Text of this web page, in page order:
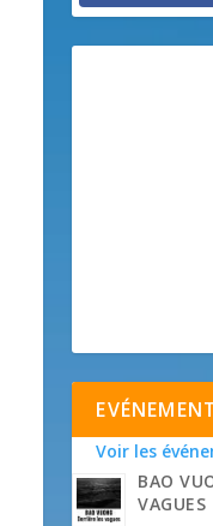
Voir les
BAO
VAGUES